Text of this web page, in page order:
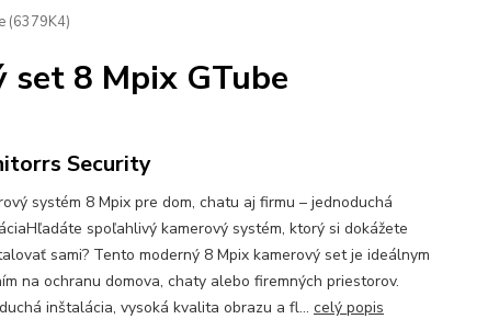
(6379K4)
set 8 Mpix GTube
Security
systém 8 Mpix pre dom, chatu aj firmu – jednoduchá
spoľahlivý kamerový systém, ktorý si dokážete
sami? Tento moderný 8 Mpix kamerový set je ideálnym
na ochranu domova, chaty alebo firemných priestorov.
inštalácia, vysoká kvalita obrazu a fl... celý popis